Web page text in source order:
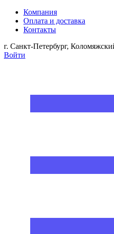
Компания
Оплата и доставка
Контакты
г. Санкт-Петербург,
Войти